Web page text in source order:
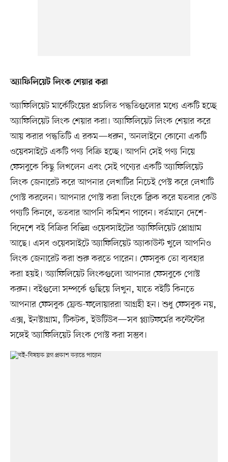
অ্যাফিলিয়েট লিংক শেয়ার করা
অ্যাফিলিয়েট মার্কেটিংয়ের প্রচলিত পদ্ধতিগুলোর মধ্যে একটি হচ্ছে
অ্যাফিলিয়েট লিংক শেয়ার করা। অ্যাফিলিয়েট লিংক শেয়ার করে
আয় করার পদ্ধতিটি এ রকম—ধরুন, অনলাইনে কোনো একটি
ওয়েবসাইটে একটি পণ্য বিক্রি হচ্ছে। আপনি সেই পণ্য নিয়ে
ফেসবুকে কিছু লিখলেন এবং সেই পণ্যের একটি অ্যাফিলিয়েট
লিংক জেনারেট করে আপনার লেখাটির নিচেই পেস্ট করে লেখাটি
পোস্ট করলেন। আপনার পোস্ট করা লিংকে ক্লিক করে যতবার কেউ
পণ্যটি কিনবে, ততবার আপনি কমিশন পাবেন। বর্তমানে দেশে-
বিদেশে বই বিক্রির বিভিন্ন ওয়েবসাইটের অ্যাফিলিয়েট প্রোগ্রাম
আছে। এসব ওয়েবসাইটে অ্যাফিলিয়েট অ্যাকাউন্ট খুলে আপনিও
লিংক জেনারেট করা শুরু করতে পারেন। ফেসবুক তো ব্যবহার
করা হয়ই। অ্যাফিলিয়েট লিংকগুলো আপনার ফেসবুকে পোস্ট
করুন। বইগুলো সম্পর্কে গুছিয়ে লিখুন, যাতে বইটি কিনতে
আপনার ফেসবুক ফ্রেন্ড-ফলোয়াররা আগ্রহী হন। শুধু ফেসবুক নয়,
এক্স, ইনস্টাগ্রাম, টিকটক, ইউটিউব—সব প্ল্যাটফর্মের কন্টেন্টের
সঙ্গেই অ্যাফিলিয়েট লিংক পোস্ট করা সম্ভব।